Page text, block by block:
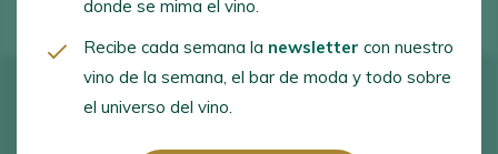
donde se mima el vino.
Recibe cada semana la newsletter con nuestro
vino de la semana, el bar de moda y todo sobre
el universo del vino.